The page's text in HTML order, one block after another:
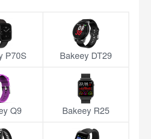
P70S Bakeey DT29
Q9 Bakeey R25